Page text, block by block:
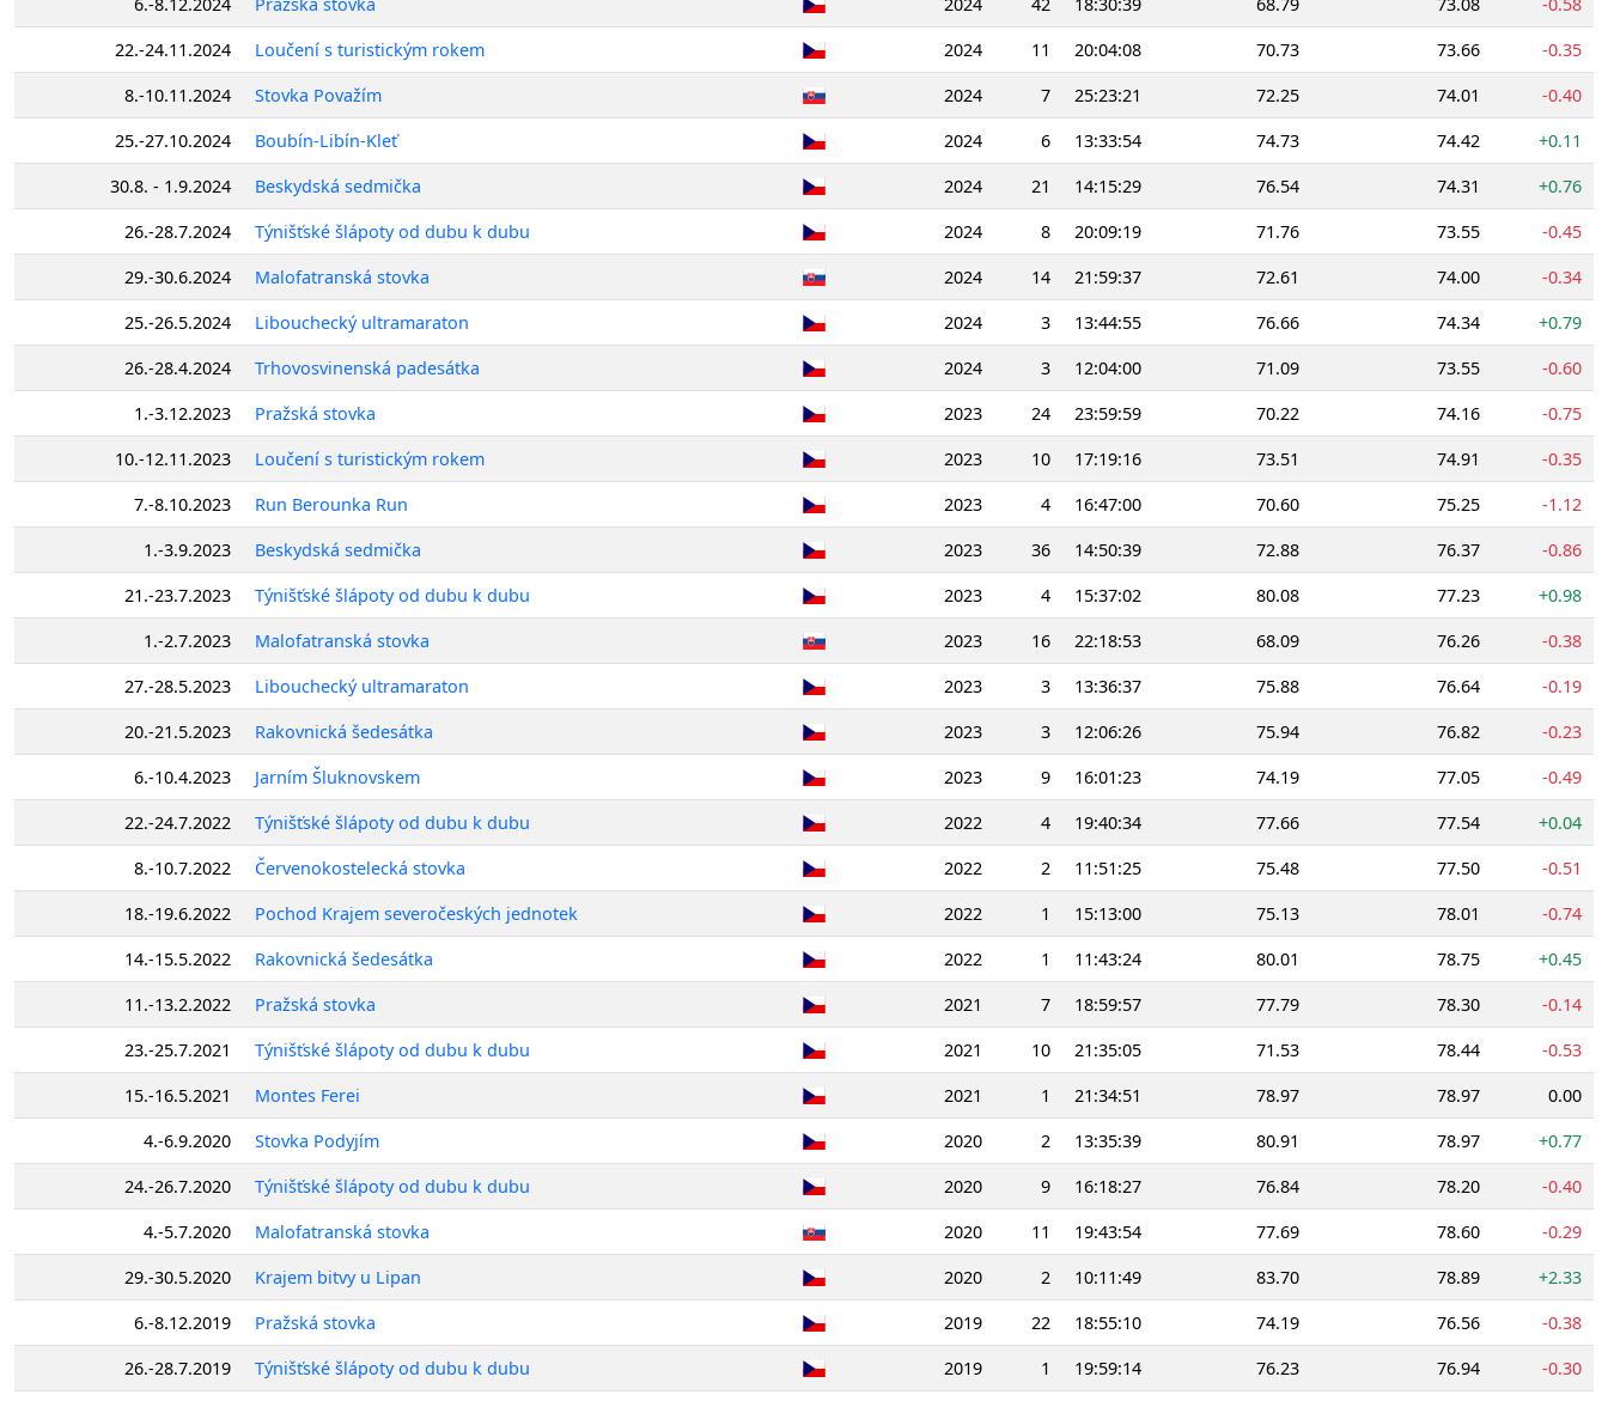
22.-24.11.2024
Loučení s turistickým rokem 2024 11 20:04:08 70.73 73.66
-0.35
8.-10.11.2024
Stovka Považím 2024 7 25:23:21 72.25 74.01
-0.40
25.-27.10.2024
Boubín-Libín-Kleť 2024 6 13:33:54 74.73 74.42
+0.11
30.8. - 1.9.2024
Beskydská sedmička 2024 21 14:15:29 76.54 74.31
+0.76
26.-28.7.2024
Týnišťské šlápoty od dubu k dubu 2024 8 20:09:19 71.76 73.55
-0.45
29.-30.6.2024
Malofatranská stovka 2024 14 21:59:37 72.61 74.00
-0.34
25.-26.5.2024
Libouchecký ultramaraton 2024 3 13:44:55 76.66 74.34
+0.79
26.-28.4.2024
Trhovosvinenská padesátka 2024 3 12:04:00 71.09 73.55
-0.60
1.-3.12.2023
Pražská stovka 2023 24 23:59:59 70.22 74.16
-0.75
10.-12.11.2023
Loučení s turistickým rokem 2023 10 17:19:16 73.51 74.91
-0.35
7.-8.10.2023
Run Berounka Run 2023 4 16:47:00 70.60 75.25
-1.12
1.-3.9.2023
Beskydská sedmička 2023 36 14:50:39 72.88 76.37
-0.86
21.-23.7.2023
Týnišťské šlápoty od dubu k dubu 2023 4 15:37:02 80.08 77.23
+0.98
1.-2.7.2023
Malofatranská stovka 2023 16 22:18:53 68.09 76.26
-0.38
27.-28.5.2023
Libouchecký ultramaraton 2023 3 13:36:37 75.88 76.64
-0.19
20.-21.5.2023
Rakovnická šedesátka 2023 3 12:06:26 75.94 76.82
-0.23
6.-10.4.2023
Jarním Šluknovskem 2023 9 16:01:23 74.19 77.05
-0.49
22.-24.7.2022
Týnišťské šlápoty od dubu k dubu 2022 4 19:40:34 77.66 77.54
+0.04
8.-10.7.2022
Červenokostelecká stovka 2022 2 11:51:25 75.48 77.50
-0.51
18.-19.6.2022
Pochod Krajem severočeských jednotek 2022 1 15:13:00 75.13 78.01
-0.74
14.-15.5.2022
Rakovnická šedesátka 2022 1 11:43:24 80.01 78.75
+0.45
11.-13.2.2022
Pražská stovka 2021 7 18:59:57 77.79 78.30
-0.14
23.-25.7.2021
Týnišťské šlápoty od dubu k dubu 2021 10 21:35:05 71.53 78.44
-0.53
15.-16.5.2021
Montes Ferei 2021 1 21:34:51 78.97 78.97
0.00
4.-6.9.2020
Stovka Podyjím 2020 2 13:35:39 80.91 78.97
+0.77
24.-26.7.2020
Týnišťské šlápoty od dubu k dubu 2020 9 16:18:27 76.84 78.20
-0.40
4.-5.7.2020
Malofatranská stovka 2020 11 19:43:54 77.69 78.60
-0.29
29.-30.5.2020
Krajem bitvy u Lipan 2020 2 10:11:49 83.70 78.89
+2.33
6.-8.12.2019
Pražská stovka 2019 22 18:55:10 74.19 76.56
-0.38
26.-28.7.2019
Týnišťské šlápoty od dubu k dubu 2019 1 19:59:14 76.23 76.94 -0.30